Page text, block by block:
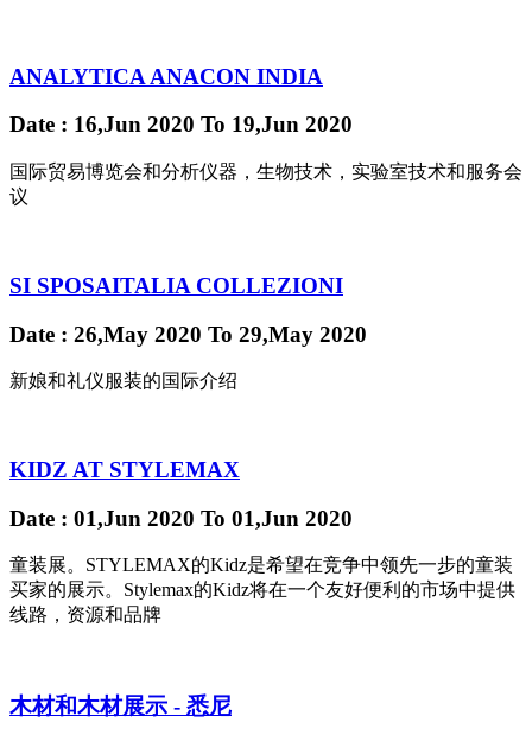
ANALYTICA ANACON INDIA
Date : 16,Jun 2020 To 19,Jun 2020
国际贸易博览会和分析仪器，生物技术，实验室技术和服务会
议
SI SPOSAITALIA COLLEZIONI
Date : 26,May 2020 To 29,May 2020
新娘和礼仪服装的国际介绍
KIDZ AT STYLEMAX
Date : 01,Jun 2020 To 01,Jun 2020
童装展。STYLEMAX的Kidz是希望在竞争中领先一步的童装
买家的展示。Stylemax的Kidz将在一个友好便利的市场中提供
线路，资源和品牌
木材和木材展示 - 悉尼